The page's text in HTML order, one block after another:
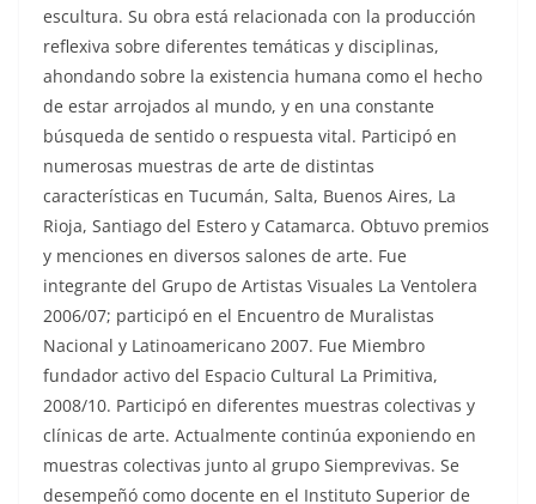
escultura. Su obra está relacionada con la producción
reflexiva sobre diferentes temáticas y disciplinas,
ahondando sobre la existencia humana como el hecho
de estar arrojados al mundo, y en una constante
búsqueda de sentido o respuesta vital. Participó en
numerosas muestras de arte de distintas
características en Tucumán, Salta, Buenos Aires, La
Rioja, Santiago del Estero y Catamarca. Obtuvo premios
y menciones en diversos salones de arte. Fue
integrante del Grupo de Artistas Visuales La Ventolera
2006/07; participó en el Encuentro de Muralistas
Nacional y Latinoamericano 2007. Fue Miembro
fundador activo del Espacio Cultural La Primitiva,
2008/10. Participó en diferentes muestras colectivas y
clínicas de arte. Actualmente continúa exponiendo en
muestras colectivas junto al grupo Siemprevivas. Se
desempeñó como docente en el Instituto Superior de